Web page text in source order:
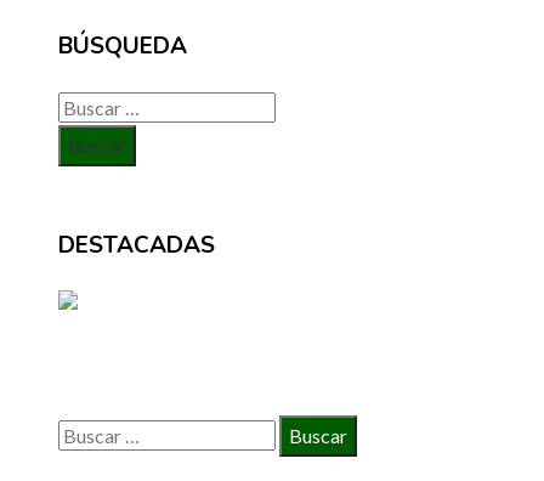
BÚSQUEDA
Buscar:
DESTACADAS
Buscar: